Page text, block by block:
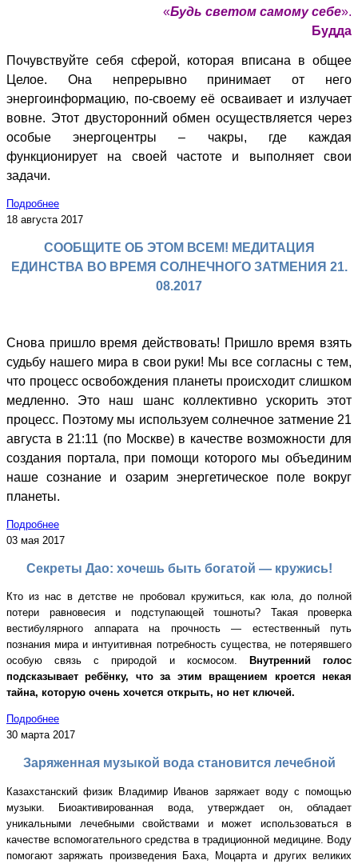
«Будь светом самому себе».
Будда
Почувствуйте себя сферой, которая вписана в общее
Целое. Она непрерывно принимает от него
энергоинформацию, по-своему её осваивает и излучает
вовне. Этот двусторонний обмен осуществляется через
особые энергоцентры – чакры, где каждая
функционирует на своей частоте и выполняет свои
задачи.
Подробнее
18 августа 2017
СООБЩИТЕ ОБ ЭТОМ ВСЕМ! МЕДИТАЦИЯ
ЕДИНСТВА ВО ВРЕМЯ СОЛНЕЧНОГО ЗАТМЕНИЯ 21.
08.2017
Снова пришло время действовать! Пришло время взять
судьбу нашего мира в свои руки! Мы все согласны с тем,
что процесс освобождения планеты происходит слишком
медленно. Это наш шанс коллективно ускорить этот
процесс. Поэтому мы используем солнечное затмение 21
августа в 21:11 (по Москве) в качестве возможности для
создания портала, при помощи которого мы объединим
наше сознание и озарим энергетическое поле вокруг
планеты.
Подробнее
03 мая 2017
Секреты Дао: хочешь быть богатой — кружись!
Кто из нас в детстве не пробовал кружиться, как юла, до полной
потери равновесия и подступающей тошноты? Такая проверка
вестибулярного аппарата на прочность — естественный путь
познания мира и интуитивная потребность существа, не потерявшего
особую связь с природой и космосом.
Внутренний голос
подсказывает ребёнку, что за этим вращением кроется некая
тайна, которую очень хочется открыть, но нет ключей.
Подробнее
30 марта 2017
Заряженная музыкой вода становится лечебной
Казахстанский физик Владимир Иванов заряжает воду с помощью
музыки. Биоактивированная вода, утверждает он, обладает
уникальными лечебными свойствами и может использоваться в
качестве вспомогательного средства в традиционной медицине. Воду
помогают заряжать произведения Баха, Моцарта и других великих